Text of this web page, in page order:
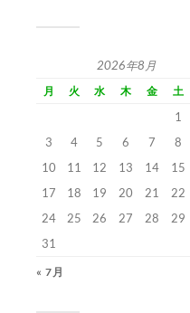
2026年8月
月 火 水 木 金 土
1
3
4 5 6 7 8
10
11 12 13 14 15
17
18 19 20 21 22
24
25 26 27 28 29
31
« 7月